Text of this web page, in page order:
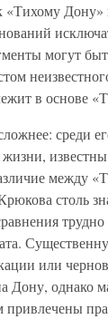
«Тихому
могут
в основе
среди
между
столь
или
Дону, однако